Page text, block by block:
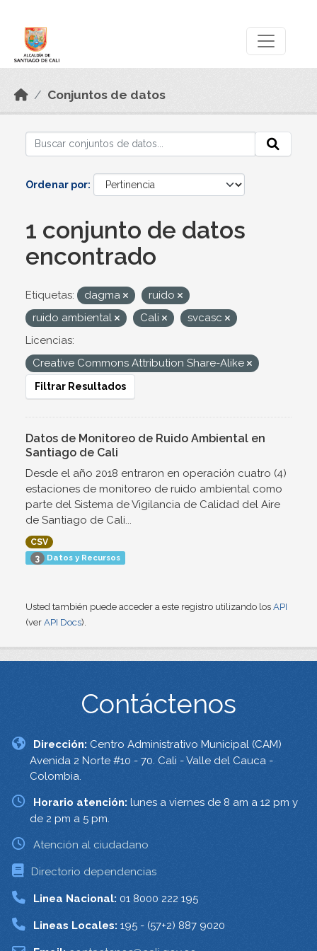
Conjuntos de datos
Ordenar por
1 conjunto de datos
encontrado
Etiquetas: dagma
ruido
ruido ambiental
Cali
svcasc
Licencias:
Creative Commons Attribution Share-Alike
Filtrar Resultados
Datos de Monitoreo de Ruido Ambiental en
Santiago de Cali
Desde el año 2018 entraron en operación cuatro (4)
estaciones de monitoreo de ruido ambiental como
parte del Sistema de Vigilancia de Calidad del Aire
de Santiago de Cali...
CSV
3 Datos y Recursos
Usted también puede acceder a este registro utilizando los API
(ver API Docs).
Contáctenos
Dirección: Centro Administrativo Municipal (CAM)
Avenida 2 Norte #10 - 70. Cali - Valle del Cauca -
Colombia.
Horario atención: lunes a viernes de 8 am a 12 pm y
de 2 pm a 5 pm.
Atención al ciudadano
Directorio dependencias
Linea Nacional: 01 8000 222 195
Lineas Locales: 195 - (57+2) 887 9020